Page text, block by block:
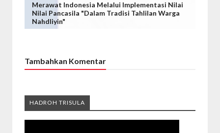
Merawat Indonesia Melalui Implementasi Nilai
Nilai Pancasila "Dalam Tradisi Tahlilan Warga
Nahdliyin"
Tambahkan Komentar
HADROH TRISULA